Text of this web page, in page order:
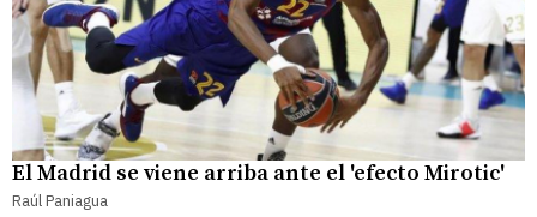
El Madrid se viene arriba ante el 'efecto Mirotic'
Raúl Paniagua